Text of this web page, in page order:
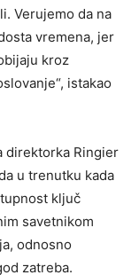
Verujemo da na
vremena, jer
kroz
istakao
direktorka Ringier
u trenutku kada
ključ
savetnikom
odnosno
zatreba.